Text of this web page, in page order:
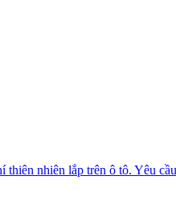
nhiên lắp trên ô tô. Yêu